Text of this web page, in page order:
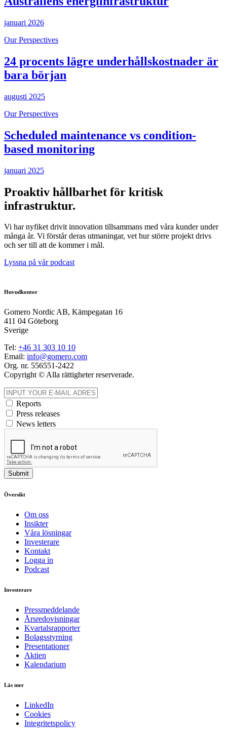
januari 2026
Our Perspectives
24 procents lägre underhållskostnader är
bara början
augusti 2025
Our Perspectives
Scheduled maintenance vs condition-
based monitoring
januari 2025
Proaktiv hållbarhet för kritisk
infrastruktur.
Vi har nyfiket drivit innovation tillsammans med våra kunder under
många år. Vi förstår deras utmaningar, vet hur större projekt drivs
och ser till att de kommer i mål.
Lyssna på vår podcast
Huvudkontor
Gomero Nordic AB, Kämpegatan 16
411 04 Göteborg
Sverige
Tel: +46 31 303 10 10
Email: info@gomero.com
Org. nr. 556551-2422
Copyright © Alla rättigheter reserverade.
Reports
Press releases
News letters
Submit
Översikt
Om oss
Insikter
Våra lösningar
Investerare
Kontakt
Logga in
Podcast
Investerare
Pressmeddelande
Årsredovisningar
Kvartalsrapporter
Bolagsstyrning
Presentationer
Aktien
Kalendarium
Läs mer
LinkedIn
Cookies
Integritetspolicy